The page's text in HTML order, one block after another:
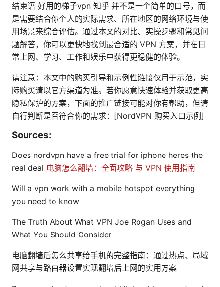
结束语 好用的梯子vpn 知乎 并不是一个简单的口号，而
是需要结合你个人的实际需求、所在地区的网络环境与使
用场景来综合评估。通过本文的对比、实操步骤和常见问
题解答，你可以更快地找到最合适的 VPN 方案，并在日
常上网、学习、工作和娱乐中获得更稳健的体验。
请注意：本文中的购买引导和示例性链接仅用于示范，实
际购买请以官方渠道为准。若你愿意快速体验并获取更高
隐私保护的方案，下面的推广链接可能对你有帮助，但请
自行判断是否符合你的需求：[NordVPN 购买入口示例]
Sources:
Does nordvpn have a free trial for iphone heres the
real deal 电脑怎么翻墙：全面攻略 与 VPN 使用指南
Will a vpn work with a mobile hotspot everything
you need to know
The Truth About What VPN Joe Rogan Uses and
What You Should Consider
电脑翻墙后怎么共享给手机的完整指南：通过热点、局域
网共享与路由器设置实现翻墙后上网的实用方案